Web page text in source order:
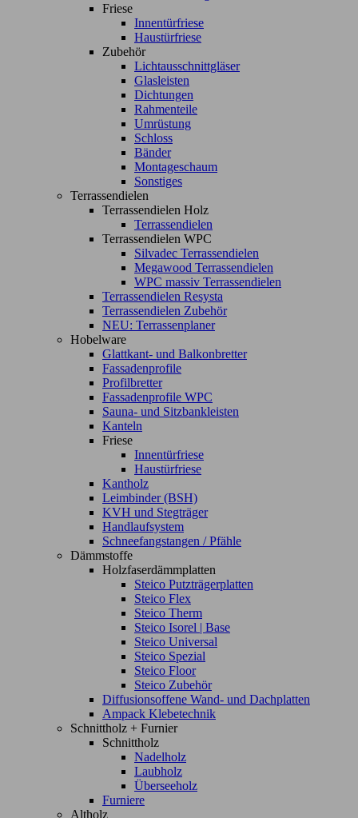
Friese
Innentürfriese
Haustürfriese
Zubehör
Lichtausschnittgläser
Glasleisten
Dichtungen
Rahmenteile
Umrüstung
Schloss
Bänder
Montageschaum
Sonstiges
Terrassendielen
Terrassendielen Holz
Terrassendielen
Terrassendielen WPC
Silvadec Terrassendielen
Megawood Terrassendielen
WPC massiv Terrassendielen
Terrassendielen Resysta
Terrassendielen Zubehör
NEU: Terrassenplaner
Hobelware
Glattkant- und Balkonbretter
Fassadenprofile
Profilbretter
Fassadenprofile WPC
Sauna- und Sitzbankleisten
Kanteln
Friese
Innentürfriese
Haustürfriese
Kantholz
Leimbinder (BSH)
KVH und Stegträger
Handlaufsystem
Schneefangstangen / Pfähle
Dämmstoffe
Holzfaserdämmplatten
Steico Putzträgerplatten
Steico Flex
Steico Therm
Steico Isorel | Base
Steico Universal
Steico Spezial
Steico Floor
Steico Zubehör
Diffusionsoffene Wand- und Dachplatten
Ampack Klebetechnik
Schnittholz + Furnier
Schnittholz
Nadelholz
Laubholz
Überseeholz
Furniere
Altholz